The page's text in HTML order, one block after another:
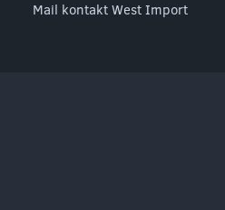
Mail kontakt West Import